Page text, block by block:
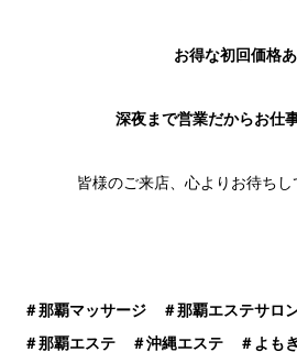
お得な初回価格
深夜まで営業だからお仕
皆様のご来店、心よりお待ち
＃那覇マッサージ ＃那覇エステサ
＃那覇エステ ＃沖縄エステ ＃よも